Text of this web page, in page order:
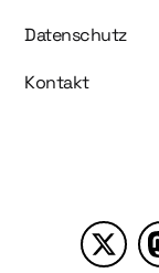
Datenschutz
Kontakt